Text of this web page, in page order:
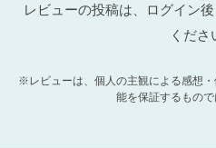
レビューの投稿は、ログイン後
くださ
※レビューは、個人の主観による感想
能を保証するもので